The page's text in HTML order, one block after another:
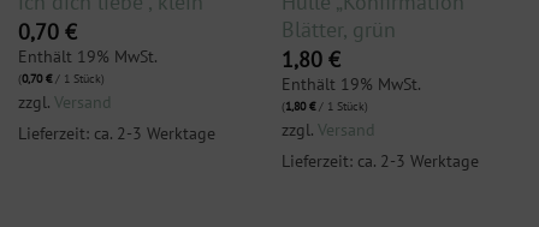
0,70 €
Enthält 19% MwSt.
(0,70€/ 1 Stück)
zzgl. Versand
Lieferzeit: ca. 2-3 Werktage
Blätter, grün
1,80 €
Enthält 19% MwSt.
(1,80€/ 1 Stück)
zzgl. Versand
Lieferzeit: ca. 2-3 Werktage